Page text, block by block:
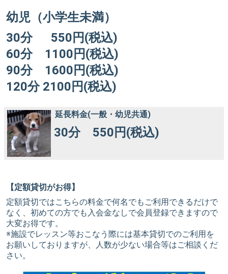
幼児（小学生未満）
30分 550円(税込)
60分 1100円(税込)
90分 1600円(税込)
120分 2100円(税込)
延長料金(一般・幼児共通)
30分 550円(税込)
【定額貸切がお得】
定額貸切ではこちらの料金で何名でもご利用できるだけで
なく、初めての方でも入会金なしで会員登録できますので
大変お得です。
※施設でレッスン等おこなう際には基本貸切でのご利用を
お願いしておりますが、人数が少ない場合等はご相談くだ
さい。